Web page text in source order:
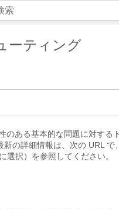
ーティング
のある基本的な問題に対する
の詳細情報は、次の URL で
選択）を参照してください。